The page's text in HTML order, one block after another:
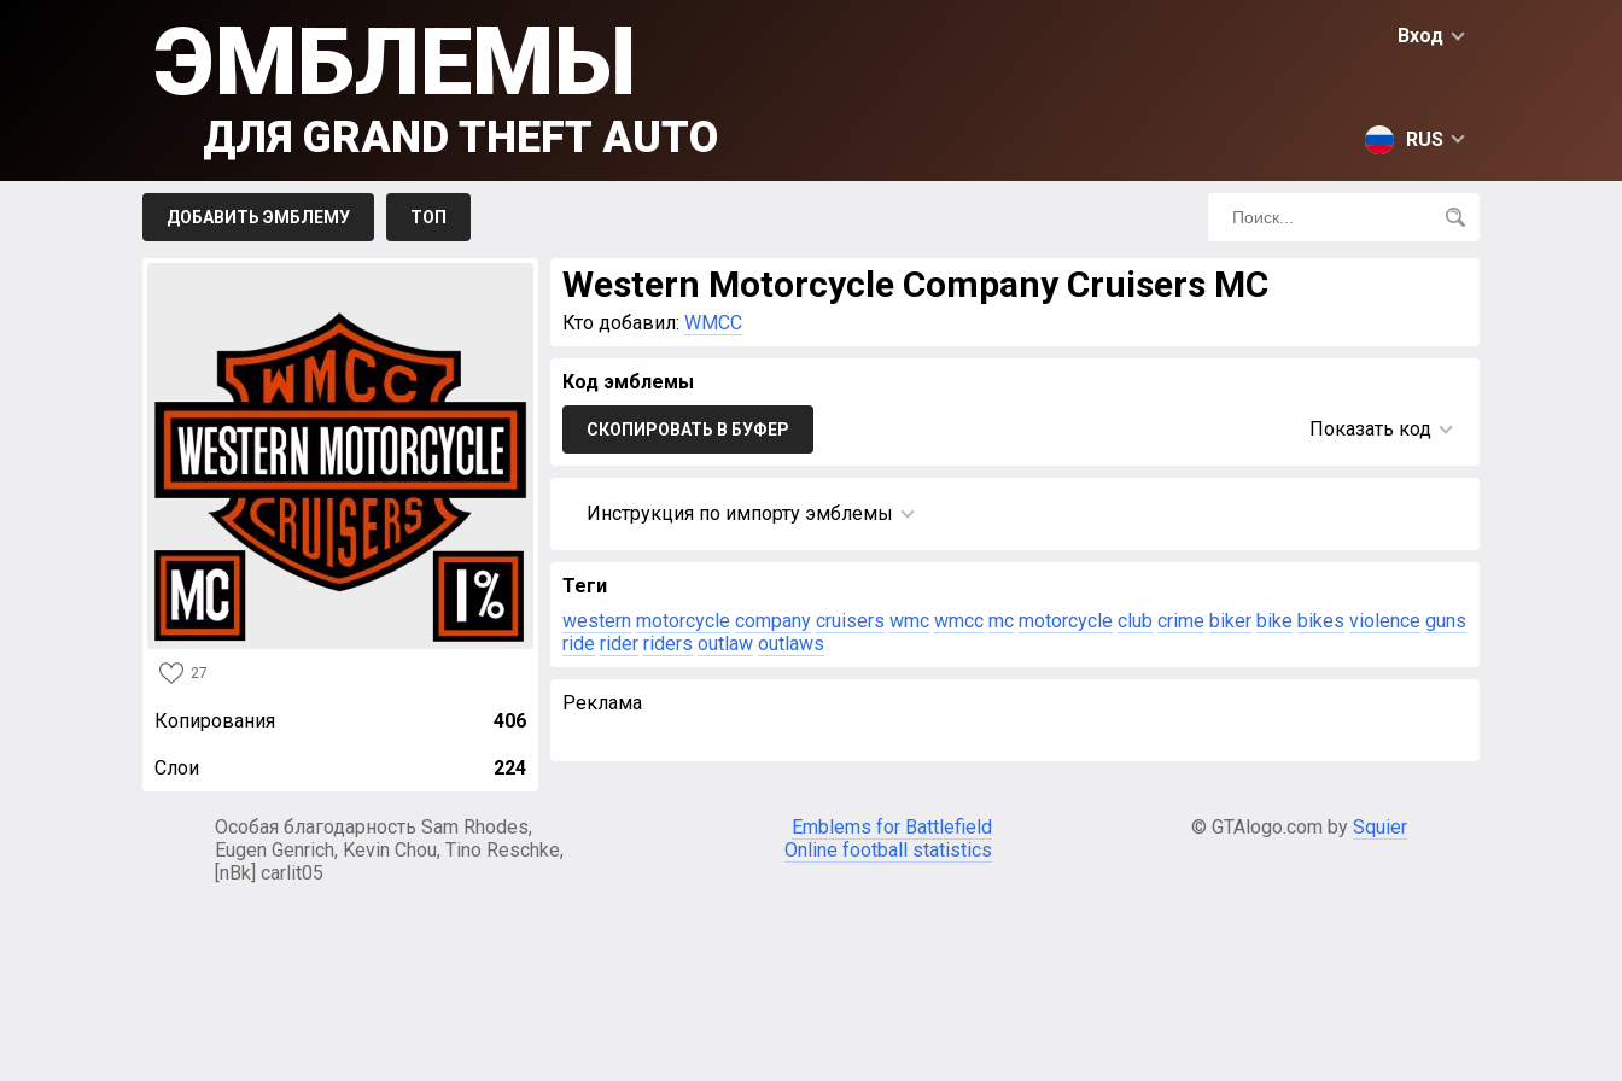
Вход
RUS
ЭМБЛЕМЫ
ДЛЯ GRAND THEFT AUTO
ДОБАВИТЬ ЭМБЛЕМУ ТОП
27
Копирования 406
Слои 224
Western Motorcycle Company Cruisers MC
Кто добавил: WMCC
Код эмблемы
СКОПИРОВАТЬ В БУФЕР Показать код
Инструкция по импорту эмблемы
Теги
western motorcycle company cruisers wmc wmcc mc motorcycle club crime biker bike bikes violence guns
ride rider riders outlaw outlaws
Реклама
Особая благодарность Sam Rhodes,
Eugen Genrich, Kevin Chou, Tino Reschke,
[nBk] carlit05
Emblems for Battlefield
Online football statistics
© GTAlogo.com by Squier